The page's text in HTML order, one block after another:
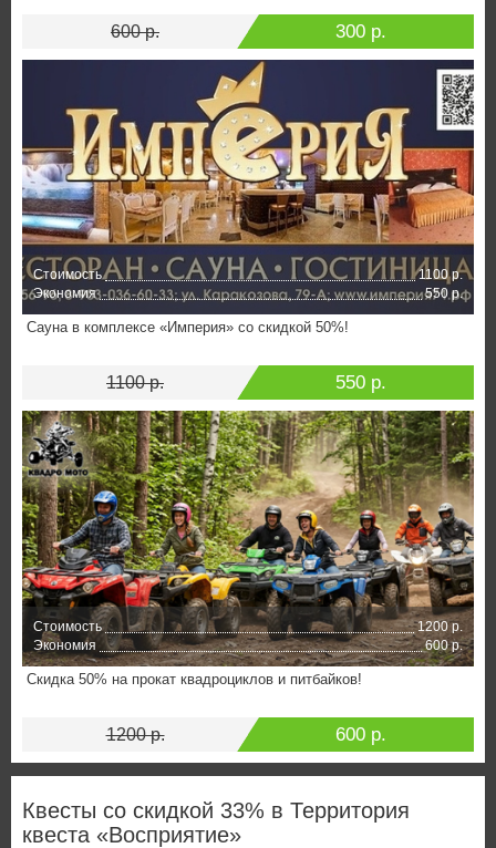
600 р. 300 р.
Стоимость
1100 р.
Экономия
550 р.
Сауна в комплексе «Империя» со скидкой 50%!
1100 р. 550 р.
Стоимость
1200 р.
Экономия
600 р.
Скидка 50% на прокат квадроциклов и питбайков!
1200 р. 600 р.
Квесты со скидкой 33% в Территория
квеста «Восприятие»